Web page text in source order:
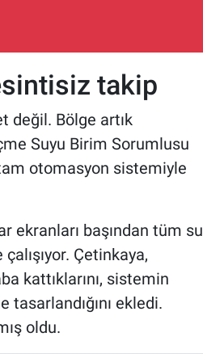
takip
değil. Bölge artık
Suyu Birim Sorumlusu
otomasyon sistemiyle
ekranları başından tüm su
Çetinkaya,
kattıklarını, sistemin
ekledi.
oldu.